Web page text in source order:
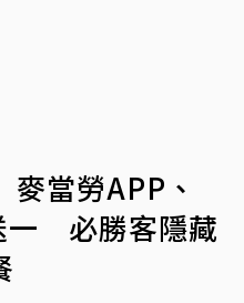
當勞APP、
一 必勝客隱藏